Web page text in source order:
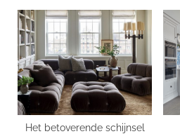
s
P
o
s
t
:
o
:
Het betoverende schijnsel